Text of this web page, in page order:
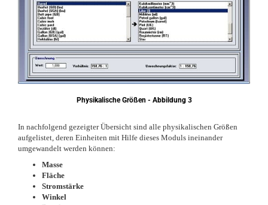
Physikalische Größen - Abbildung 3
In nachfolgend gezeigter Übersicht sind alle physikalischen Größen
aufgelistet, deren Einheiten mit Hilfe dieses Moduls ineinander
umgewandelt werden können:
Masse
Fläche
Stromstärke
Winkel